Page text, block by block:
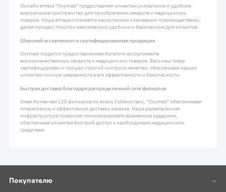
Онлайн аптека "Oxymed" предоставляет клиентам уникальное и удобное
виртуальное пространство для приобретения лекарств и медицинских
товаров. Наша аптека отличается несколькими ключевыми преимуществами,
делая процесс покупок максимально удобным и безопасным для клиентов.
Широкий ассортимент и сертифицированная продукция
Oxymed гордится предоставлением богатого ассортимента
высококачественных лекарств и медицинских товаров. Весь наш товар
сертифицирован и прошел строгий контроль качества, обеспечивая нашим
клиентам полную уверенность в его эффективности и безопасности.
Быстрая доставка благодаря распределенной сети филиалов
Имея более чем 120 филиалов по всему Узбекистану, "Oxymed" обеспечивает
оперативную и эффективную доставку заказов. Наша разветвленная
инфраструктура позволяет минимизировать временные задержки,
обеспечивая клиентам быстрый доступ к необходимым медицинским
средствам
Покупателю